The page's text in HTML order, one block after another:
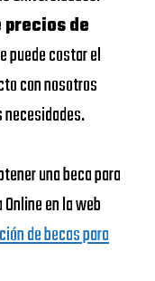
precios de
puede costar el
con nosotros
una beca para
en la web
de becas para